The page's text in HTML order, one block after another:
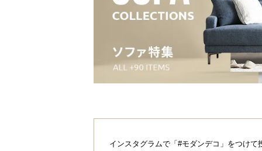
インスタグラムで「#モダンデコ」をつけて